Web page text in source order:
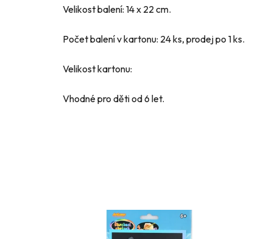
Velikost balení: 14 x 22 cm.
Počet balení v kartonu: 24 ks, prodej po 1 ks.
Velikost kartonu:
Vhodné pro děti od 6 let.